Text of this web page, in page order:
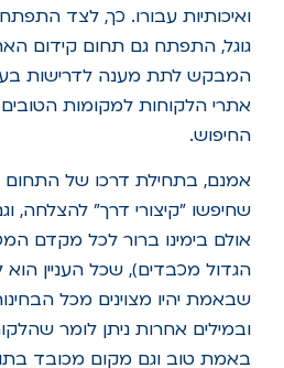
ואיכותיות עבורו. כך, לצד
גוגל, התפתח גם תחום קידום
המבקש לתת מענה לדרישות
אתרי הלקוחות למקומות
החיפוש.
אמנם, בתחילת דרכו של התחום
שחיפשו "קיצורי דרך" להצלחה,
אולם בימינו ברור לכל מקדם
הגדול מכבדים), שכל העניין
שבאמת יהיו מצוינים מכל
ובמילים אחרות ניתן לומר
באמת טוב וגם מקום מכובד